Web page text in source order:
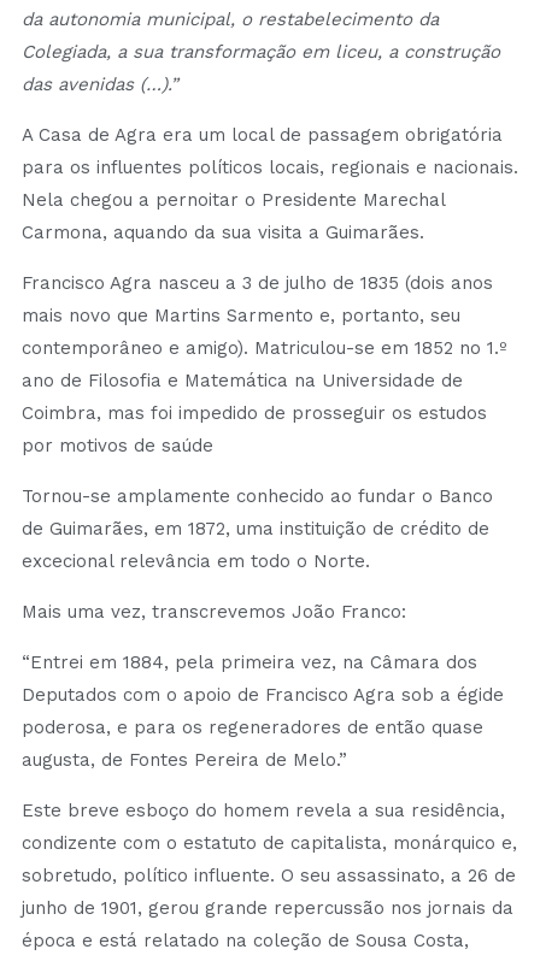
da autonomia municipal, o restabelecimento da
Colegiada, a sua transformação em liceu, a construção
das avenidas (…).”
A Casa de Agra era um local de passagem obrigatória
para os influentes políticos locais, regionais e nacionais.
Nela chegou a pernoitar o Presidente Marechal
Carmona, aquando da sua visita a Guimarães.
Francisco Agra nasceu a 3 de julho de 1835 (dois anos
mais novo que Martins Sarmento e, portanto, seu
contemporâneo e amigo). Matriculou-se em 1852 no 1.º
ano de Filosofia e Matemática na Universidade de
Coimbra, mas foi impedido de prosseguir os estudos
por motivos de saúde
Tornou-se amplamente conhecido ao fundar o Banco
de Guimarães, em 1872, uma instituição de crédito de
excecional relevância em todo o Norte.
Mais uma vez, transcrevemos João Franco:
“Entrei em 1884, pela primeira vez, na Câmara dos
Deputados com o apoio de Francisco Agra sob a égide
poderosa, e para os regeneradores de então quase
augusta, de Fontes Pereira de Melo.”
Este breve esboço do homem revela a sua residência,
condizente com o estatuto de capitalista, monárquico e,
sobretudo, político influente. O seu assassinato, a 26 de
junho de 1901, gerou grande repercussão nos jornais da
época e está relatado na coleção de Sousa Costa,